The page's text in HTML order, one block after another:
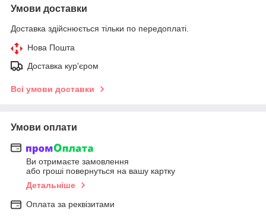
Умови доставки
Доставка здійснюється тільки по передоплаті.
Нова Пошта
Доставка кур'єром
Всі умови доставки
Умови оплати
Ви отримаєте замовлення
або гроші повернуться на вашу картку
Детальніше
Оплата за реквізитами